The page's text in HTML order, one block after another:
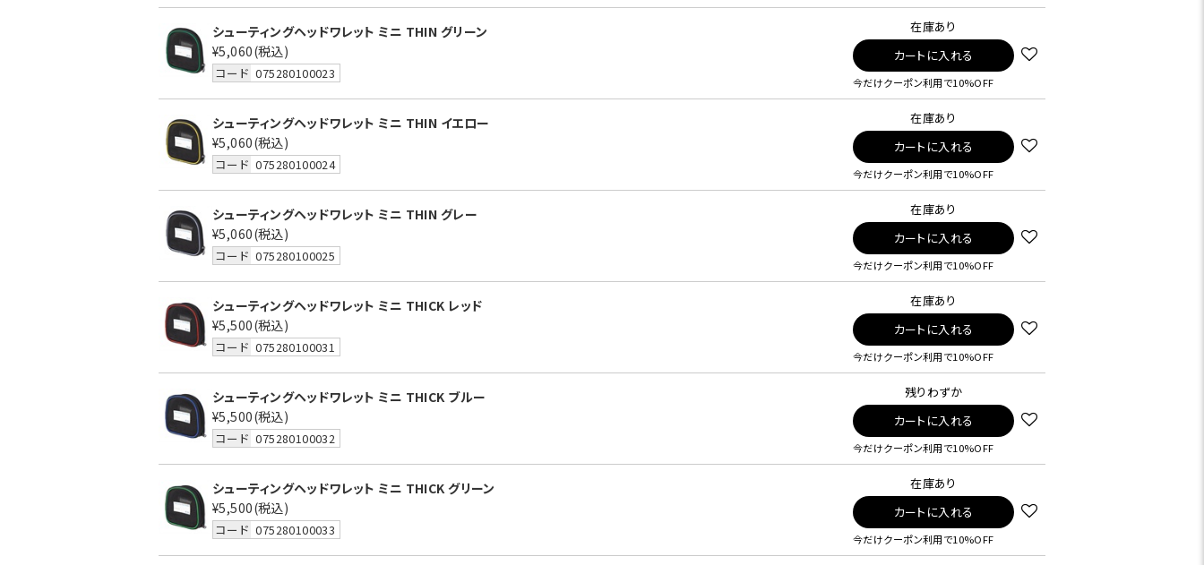
シューティングヘッドワレット ミニ THIN グリーン
¥5,060(税込)
コード 075280100023
在庫あり
カートに入れる
今だけクーポン利用で10%OFF
シューティングヘッドワレット ミニ THIN イエロー
¥5,060(税込)
コード 075280100024
在庫あり
カートに入れる
今だけクーポン利用で10%OFF
シューティングヘッドワレット ミニ THIN グレー
¥5,060(税込)
コード 075280100025
在庫あり
カートに入れる
今だけクーポン利用で10%OFF
シューティングヘッドワレット ミニ THICK レッド
¥5,500(税込)
コード 075280100031
在庫あり
カートに入れる
今だけクーポン利用で10%OFF
シューティングヘッドワレット ミニ THICK ブルー
¥5,500(税込)
コード 075280100032
残りわずか
カートに入れる
今だけクーポン利用で10%OFF
シューティングヘッドワレット ミニ THICK グリーン
¥5,500(税込)
コード 075280100033
在庫あり
カートに入れる
今だけクーポン利用で10%OFF